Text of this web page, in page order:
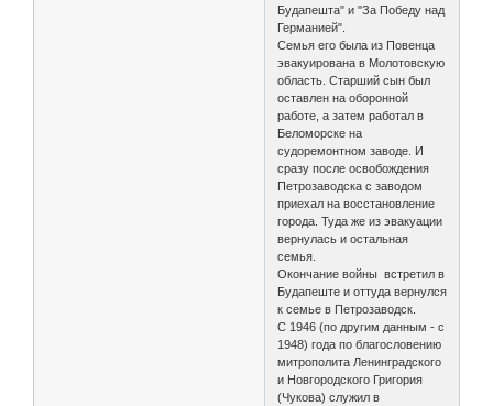
Будапешта" и "За Победу над
Германией".
Семья его была из Повенца
эвакуирована в Молотовскую
область. Старший сын был
оставлен на оборонной
работе, а затем работал в
Беломорске на
судоремонтном заводе. И
сразу после освобождения
Петрозаводска с заводом
приехал на восстановление
города. Туда же из эвакуации
вернулась и остальная
семья.
Окончание войны встретил в
Будапеште и оттуда вернулся
к семье в Петрозаводск.
С 1946 (по другим данным - с
1948) года по благословению
митрополита Ленинградского
и Новгородского Григория
(Чукова) служил в